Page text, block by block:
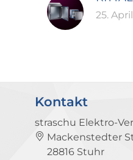
25.
Kontakt
straschu Elektro-
Mackenstedter
28816 Stuhr